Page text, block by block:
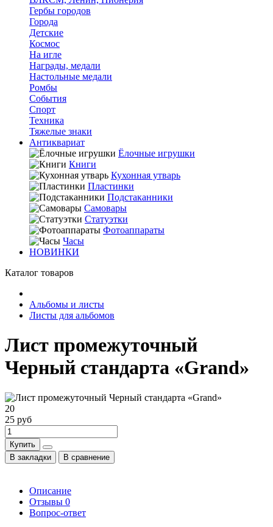
Гербы городов
Города
Детские
Космос
На игле
Награды, медали
Настольные медали
Ромбы
События
Спорт
Техника
Тяжелые знаки
Антиквариат
Ёлочные игрушки
Книги
Кухонная утварь
Пластинки
Подстаканники
Самовары
Статуэтки
Фотоаппараты
Часы
НОВИНКИ
Каталог товаров
Альбомы и листы
Листы для альбомов
Лист промежуточный
Черный стандарта «Grand»
20
25 руб
Купить
В закладки
В сравнение
Описание
Отзывы 0
Вопрос-ответ